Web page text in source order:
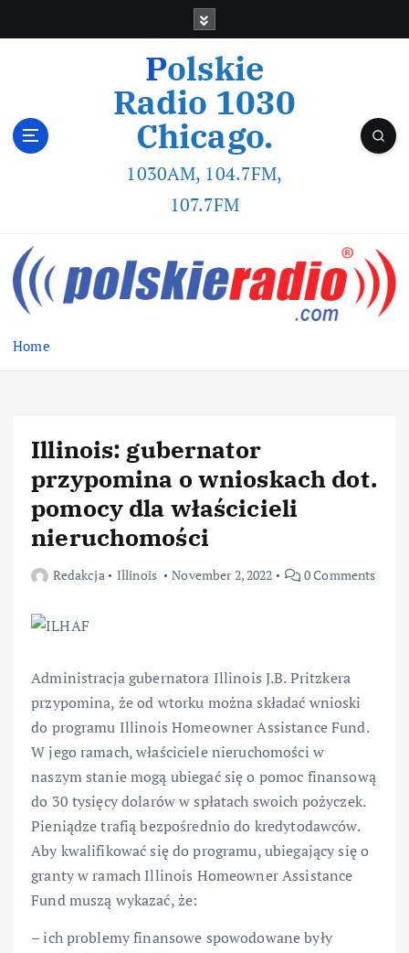
Polskie
Radio 1030
Chicago.
1030AM, 104.7FM,
107.7FM
Home
Illinois: gubernator
przypomina o wnioskach dot.
pomocy dla właścicieli
nieruchomości
Redakcja Illinois November 2, 2022 0 Comments
Administracja gubernatora Illinois J.B. Pritzkera
przypomina, że od wtorku można składać wnioski
do programu Illinois Homeowner Assistance Fund.
W jego ramach, właściciele nieruchomości w
naszym stanie mogą ubiegać się o pomoc finansową
do 30 tysięcy dolarów w spłatach swoich pożyczek.
Pieniądze trafią bezpośrednio do kredytodawców.
Aby kwalifikować się do programu, ubiegający się o
granty w ramach Illinois Homeowner Assistance
Fund muszą wykazać, że:
– ich problemy finansowe spowodowane były